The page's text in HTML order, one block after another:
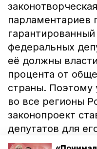
парламентариев
федеральных
её должны
процента от
страны.
во все регионы
законопроект
депутатов для
исполнительной